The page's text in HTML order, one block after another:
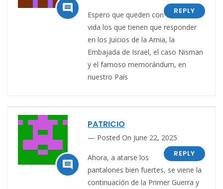

REPLY
Espero que queden con
vida los que tienen que responder
en los Juicios de la Amia, la
Embajada de Israel, el caso Nisman
y el famoso memorándum, en
nuestro País

PATRICIO
Posted On June 22, 2025
REPLY
Ahora, a atarse los
pantalones bien fuertes, se viene la
continuación de la Primer Guerra y